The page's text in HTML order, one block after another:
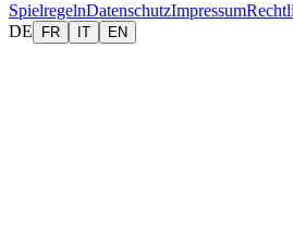
SpielregelnDatenschutzImpressum
DE
FR IT EN